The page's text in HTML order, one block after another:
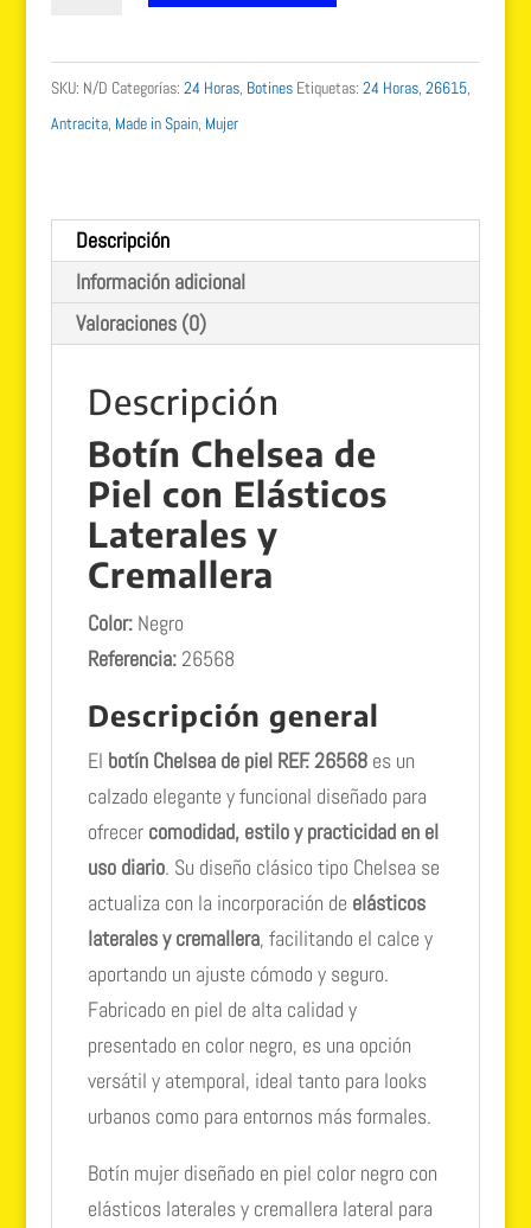
26568
cantidad
SKU: N/D Categorías: 24 Horas, Botines Etiquetas: 24 Horas, 26615,
Antracita, Made in Spain, Mujer
Descripción
Información adicional
Valoraciones (0)
Descripción
Botín Chelsea de
Piel con Elásticos
Laterales y
Cremallera
Color:Negro
Referencia:26568
Descripción general
El botín Chelsea de piel REF. 26568es un
calzado elegante y funcional diseñado para
ofrecer comodidad, estilo y practicidad en el
uso diario. Su diseño clásico tipo Chelsea se
actualiza con la incorporación de elásticos
laterales y cremallera, facilitando el calce y
aportando un ajuste cómodo y seguro.
Fabricado en piel de alta calidad y
presentado en color negro, es una opción
versátil y atemporal, ideal tanto para looks
urbanos como para entornos más formales.
Botín mujer diseñado en piel color negro con
elásticos laterales y cremallera lateral para